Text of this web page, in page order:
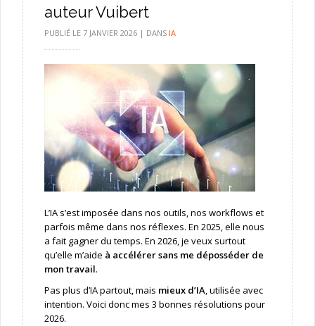
auteur Vuibert
PUBLIÉ LE 7 JANVIER 2026| DANS IA
L’IA s’est imposée dans nos outils, nos workflows et
parfois même dans nos réflexes. En 2025, elle nous
a fait gagner du temps. En 2026, je veux surtout
qu’elle m’aide à accélérer sans me déposséder de
mon travail.
Pas plus d’IA partout, mais mieux d’IA, utilisée avec
intention. Voici donc mes 3 bonnes résolutions pour
2026.